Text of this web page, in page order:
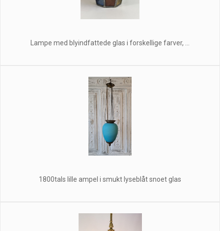
Lampe med blyindfattede glas i forskellige farver, ...
1800tals lille ampel i smukt lyseblåt snoet glas